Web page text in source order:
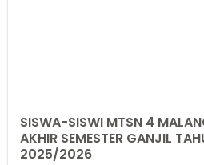
SISWA-SISWI MTSN 4
AKHIR SEMESTER GANJIL
2025/2026